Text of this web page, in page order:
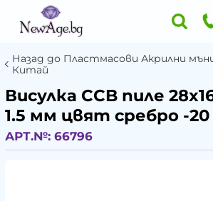
Назад до Пластмасови Акрилни
Китай
Висулка CCB пиле
1.5 мм цвят сребро -20
АРТ.№: 66796